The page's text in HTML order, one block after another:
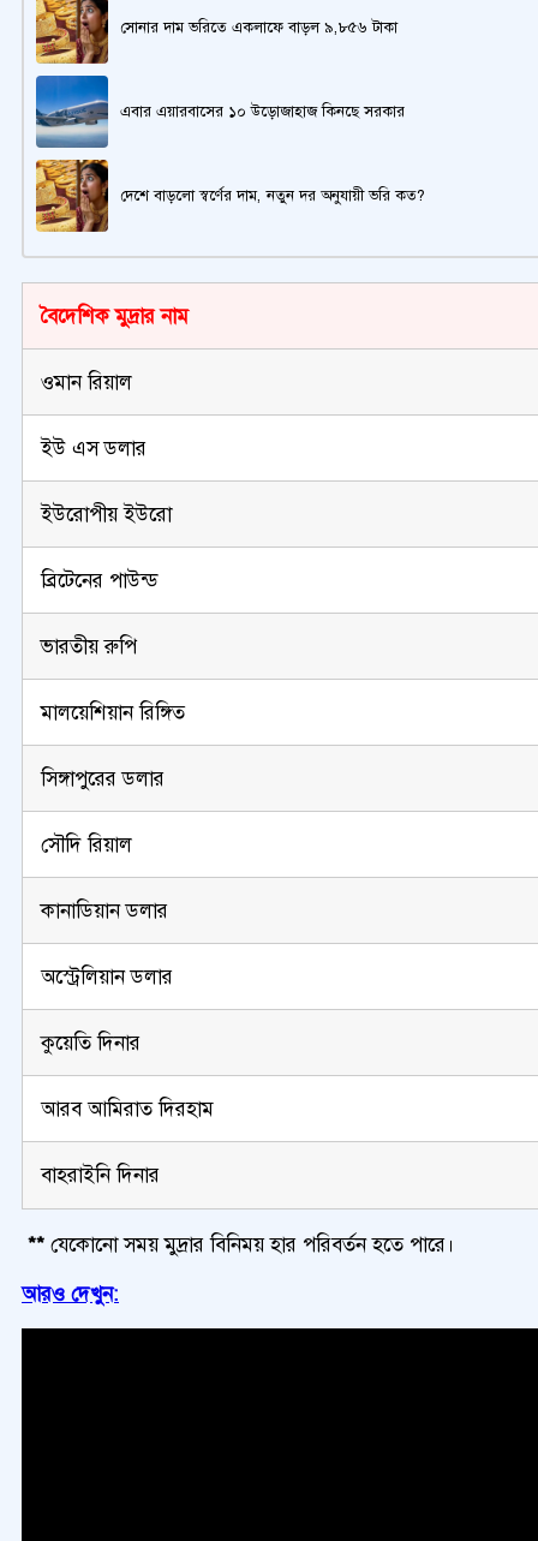
সোনার দাম ভরিতে একলাফে বাড়ল ৯,৮৫৬ টাকা
এবার এয়ারবাসের ১০ উড়োজাহাজ কিনছে সরকার
দেশে বাড়লো স্বর্ণের দাম, নতুন দর অনুযায়ী ভরি কত?
বৈদেশিক মুদ্রার নাম
ওমান রিয়াল
ইউ এস ডলার
ইউরোপীয় ইউরো
ব্রিটেনের পাউন্ড
ভারতীয় রুপি
মালয়েশিয়ান রিঙ্গিত
সিঙ্গাপুরের ডলার
সৌদি রিয়াল
কানাডিয়ান ডলার
অস্ট্রেলিয়ান ডলার
কুয়েতি দিনার
আরব আমিরাত দিরহাম
বাহরাইনি দিনার
** যেকোনো সময় মুদ্রার বিনিময় হার পরিবর্তন হতে পারে।
আরও দেখুন: